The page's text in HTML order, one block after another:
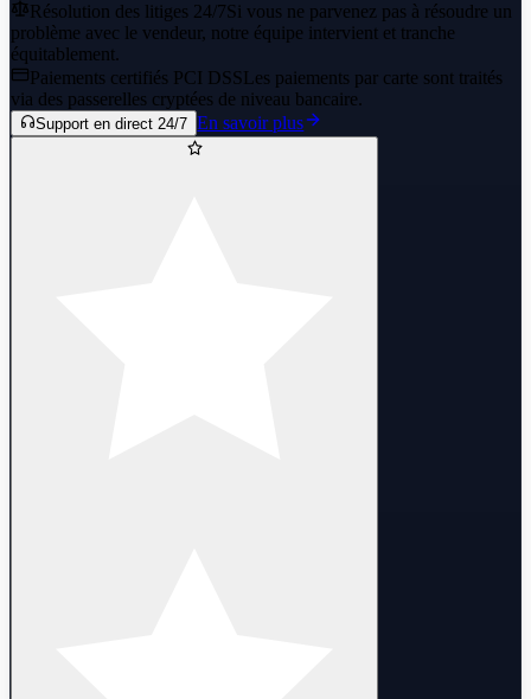
Résolution des litiges 24/7Si vous ne parvenez pas à résoudre un
problème avec le vendeur, notre équipe intervient et tranche
équitablement.
Paiements certifiés PCI DSSLes paiements par carte sont traités
via des passerelles cryptées de niveau bancaire.
Support en direct 24/7 En savoir plus